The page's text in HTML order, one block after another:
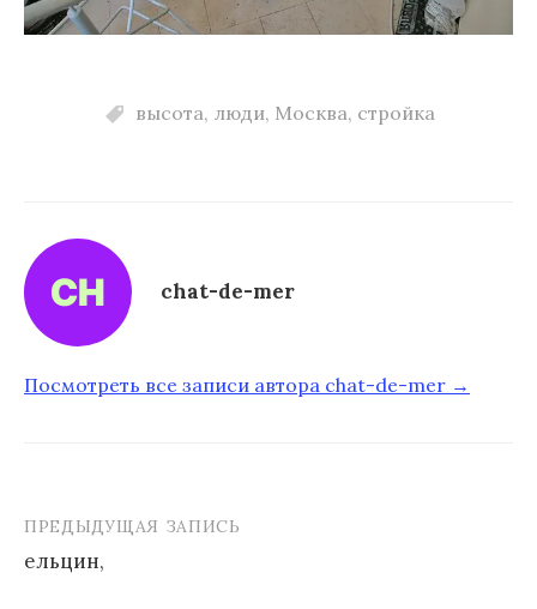
высота, люди, Москва, стройка
chat-de-mer
Посмотреть все записи автора chat-de-mer →
ПРЕДЫДУЩАЯ ЗАПИСЬ
ельцин,